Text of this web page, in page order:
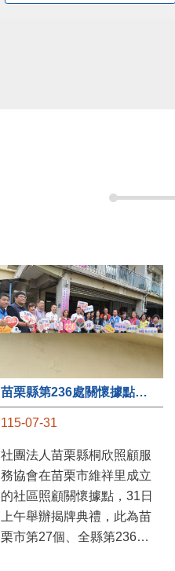
苗栗縣第236處關懷據點在苗栗市維祥里揭牌
115-07-31
社團法人苗栗縣桐欣照顧服
務協會在苗栗市維祥里成立
的社區照顧關懷據點，31日
上午舉辦揭牌典禮，此為苗
栗市第27個、全縣第236處